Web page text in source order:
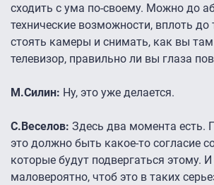
сходить с ума по-своему. Можно до
технические возможности, вплоть до
стоять камеры и снимать, как вы
телевизор, правильно ли вы глаза
М.Силин: Ну, это уже делается.
С.Веселов: Здесь два момента есть.
это должно быть какое-то согласие
которые будут подвергаться этому.
маловероятно, чтоб это в таких